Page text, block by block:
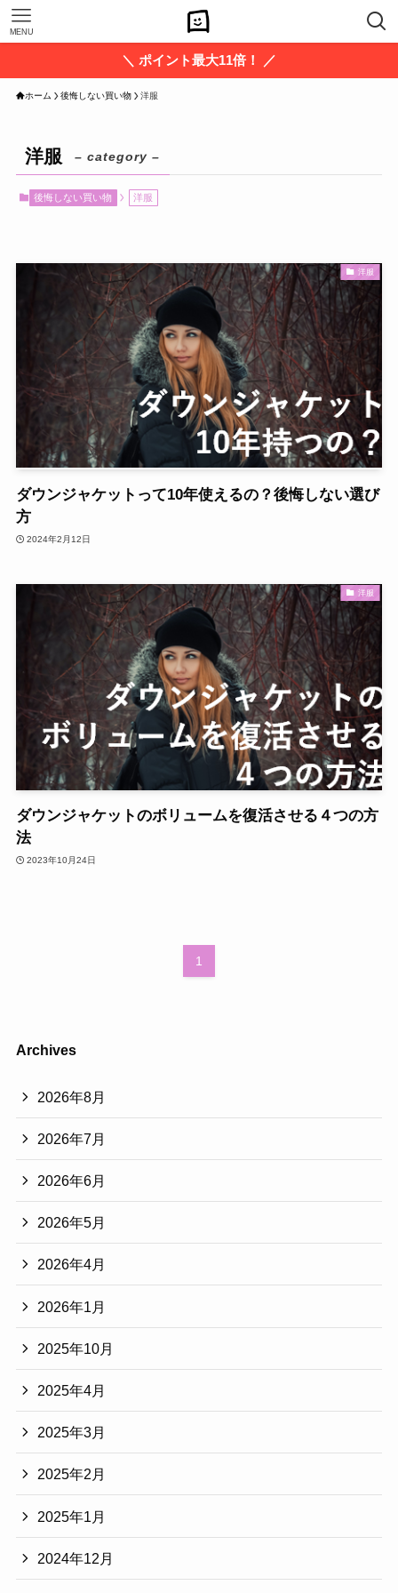
MENU
＼ ポイント最大11倍！ ／
ホーム 後悔しない買い物 洋服
洋服 – category –
後悔しない買い物 洋服
洋服
ダウンジャケットって10年使えるの？後悔しない選び
方
2024年2月12日
洋服
ダウンジャケットのボリュームを復活させる４つの方
法
2023年10月24日
1
Archives
2026年8月
2026年7月
2026年6月
2026年5月
2026年4月
2026年1月
2025年10月
2025年4月
2025年3月
2025年2月
2025年1月
2024年12月